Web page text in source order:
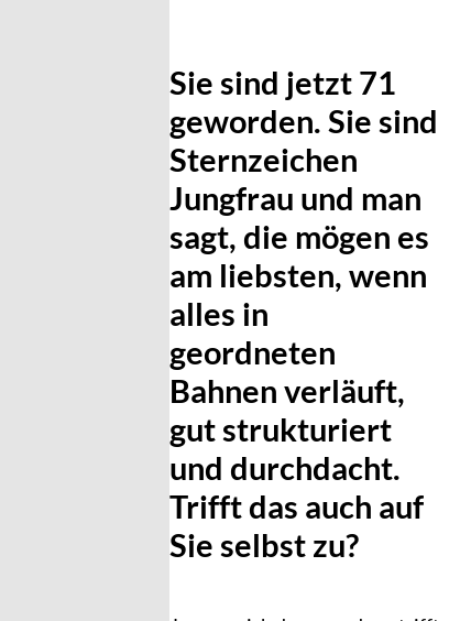
Sie sind jetzt 71
geworden. Sie sind
Sternzeichen
Jungfrau und man
sagt, die mögen es
am liebsten, wenn
alles in
geordneten
Bahnen verläuft,
gut strukturiert
und durchdacht.
Trifft das auch auf
Sie selbst zu?